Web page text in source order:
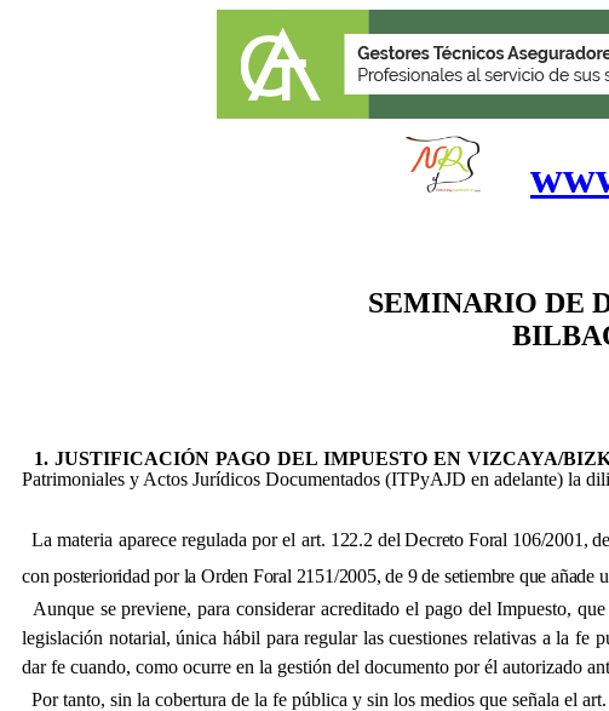
SEMINARIO DE
1. JUSTIFICACIÓN PAGO DEL IMPUESTO EN VIZCAYA/
Patrimoniales y Actos Jurídicos Documentados (ITPyAJD en adelante) la
La materia aparece regulada por el art. 122.2 del Decreto Foral 106/2001,
con posterioridad por la Orden Foral 2151/2005, de 9 de setiembre que
Aunque se previene, para considerar acreditado el pago del Impuesto,
legislación notarial, única hábil para regular las cuestiones relativas a la
dar fe cuando, como ocurre en la gestión del documento por él autorizado
Por tanto, sin la cobertura de la fe pública y sin los medios que señala el